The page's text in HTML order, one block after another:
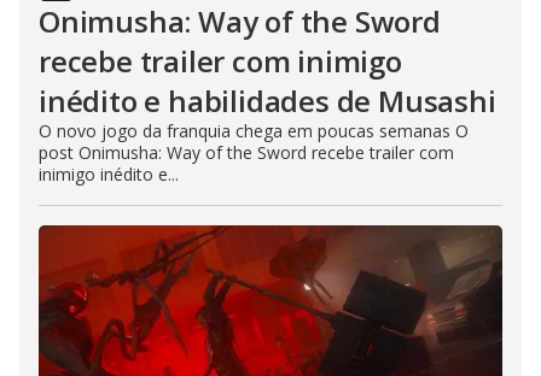
Onimusha: Way of the Sword
recebe trailer com inimigo
inédito e habilidades de Musashi
O novo jogo da franquia chega em poucas semanas O
post Onimusha: Way of the Sword recebe trailer com
inimigo inédito e...